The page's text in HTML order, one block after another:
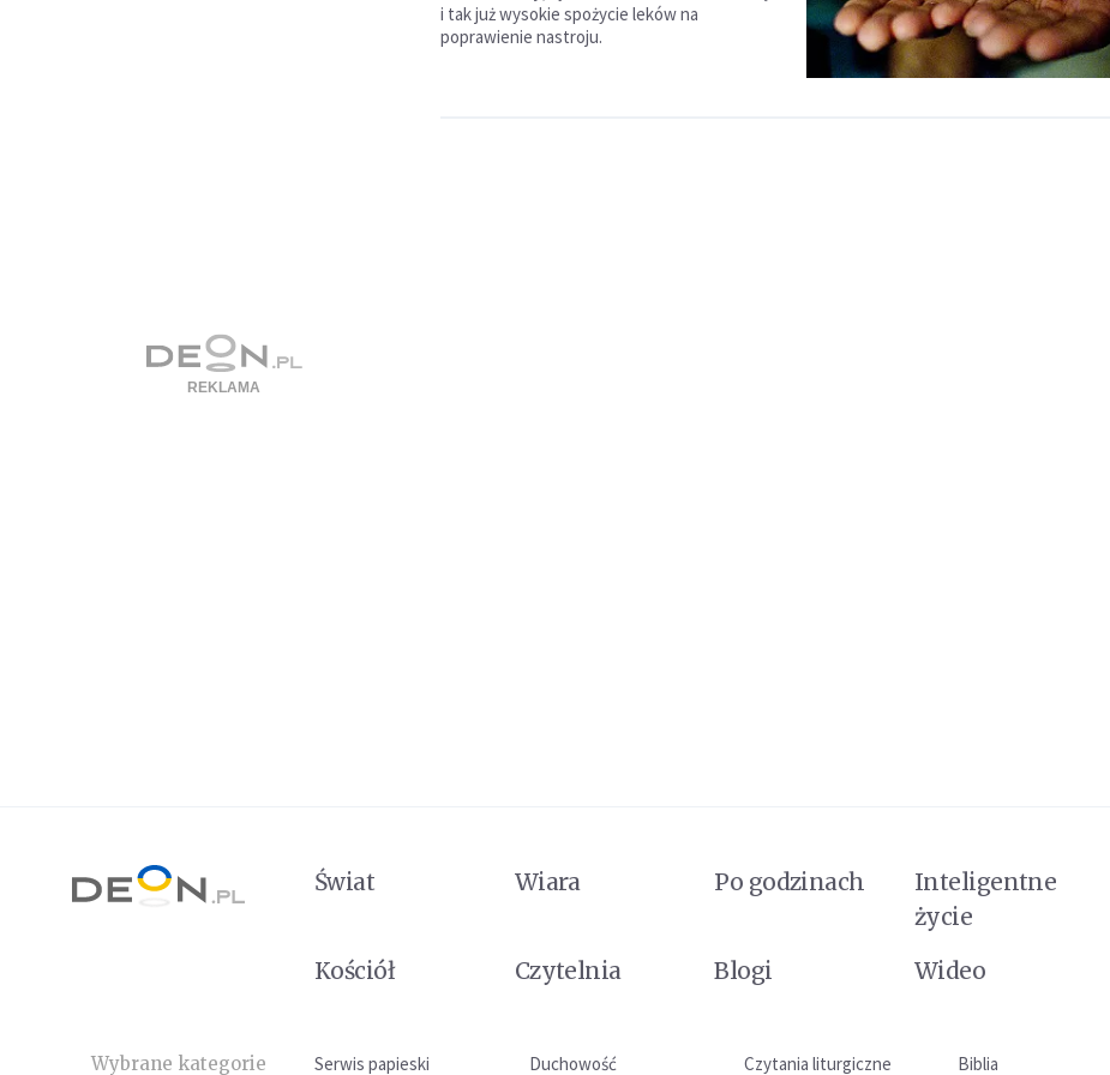
i tak już wysokie spożycie leków na
poprawienie nastroju.
Świat Wiara Po godzinach
Inteligentne
życie
Kościół
Czytelnia Blogi Wideo
Wybrane kategorie Serwis papieski Duchowość Czytania liturgiczne Biblia